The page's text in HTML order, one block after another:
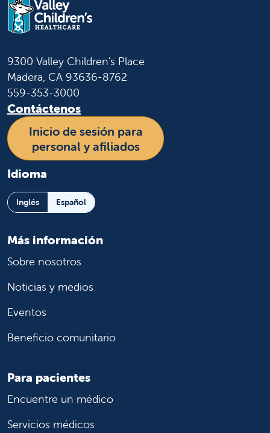
9300 Valley Children's Place
Madera, CA 93636-8762
559-353-3000
Contáctenos
Inicio de sesión para
personal y afiliados
Idioma
Inglés Español
Más información
Sobre nosotros
Noticias y medios
Eventos
Beneficio comunitario
Para pacientes
Encuentre un médico
Servicios médicos